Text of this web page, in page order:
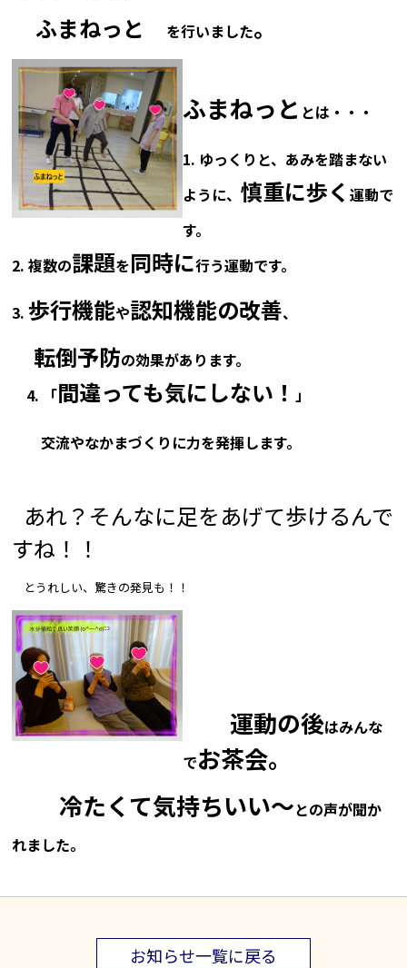
ふまねっと を行いました。
ふまねっと とは・・・
1. ゆっくりと、あみを踏まない
ように、慎重に歩く運動で
す。
2. 複数の課題を同時に行う運動です。
3.歩行機能や認知機能の改善、
転倒予防の効果があります。
4. 「間違っても気にしない！」
交流やなかまづくりに力を発揮します。
あれ？そんなに足をあげて歩けるんで
すね！！
とうれしい、驚きの発見も！！
運動の後はみんな
でお茶会。
冷たくて気持ちいい～との声が聞か
れました。
お知らせ一覧に戻る